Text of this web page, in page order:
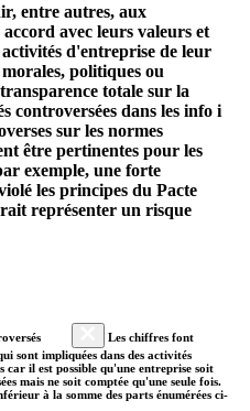
entre autres, aux
avec leurs valeurs et
d'entreprise de leur
politiques ou
totale sur la
controversées dans les info i
sur les normes
être pertinentes pour les
exemple, une forte
les principes du Pacte
représenter un risque
Les chiffres font
sont impliquées dans des activités
car il est possible qu'une entreprise soit
mais ne soit comptée qu'une seule fois.
à la somme des parts énumérées ci-